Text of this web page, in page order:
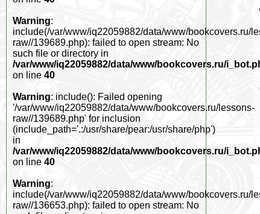
Warning:
include(/var/www/iq22059882/data/www/bookcovers.ru/
raw//139689.php): failed to open stream: No
such file or directory in
/var/www/iq22059882/data/www/bookcovers.ru/
on line 40
Warning: include(): Failed opening
'/var/www/iq22059882/data/www/bookcovers.ru/lessons-
raw//139689.php' for inclusion
(include_path='.:/usr/share/pear:/usr/share/php')
in
/var/www/iq22059882/data/www/bookcovers.ru/
on line 40
Warning:
include(/var/www/iq22059882/data/www/bookcovers.ru/
raw//136653.php): failed to open stream: No